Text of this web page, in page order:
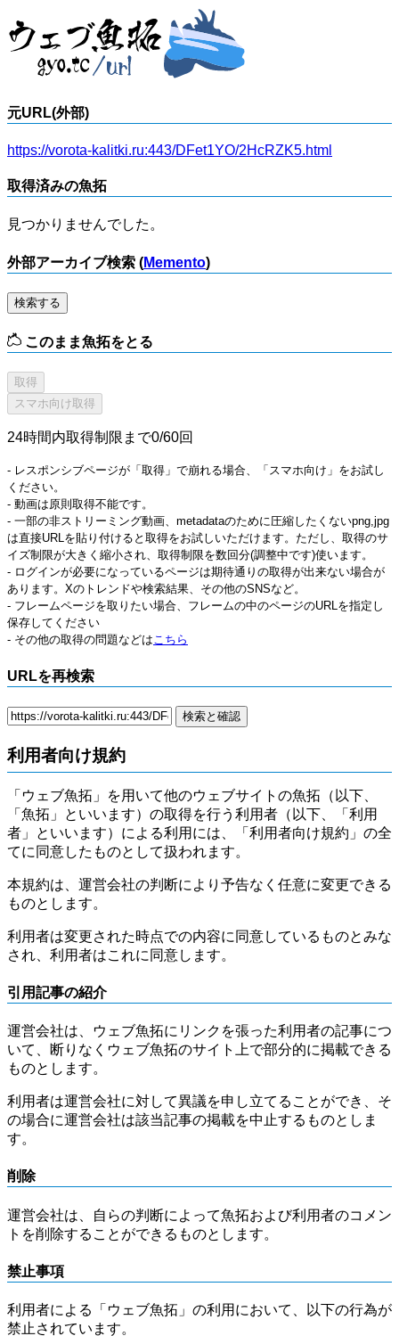
元URL(外部)
https://vorota-kalitki.ru:443/DFet1YO/2HcRZK5.html
取得済みの魚拓
見つかりませんでした。
外部アーカイブ検索 (Memento)
検索する
このまま魚拓をとる
24時間内取得制限まで0/60回
- レスポンシブページが「取得」で崩れる場合、「スマホ向け」をお試し
ください。
- 動画は原則取得不能です。
- 一部の非ストリーミング動画、metadataのために圧縮したくないpng,jpg
は直接URLを貼り付けると取得をお試しいただけます。ただし、取得のサ
イズ制限が大きく縮小され、取得制限を数回分(調整中です)使います。
- ログインが必要になっているページは期待通りの取得が出来ない場合が
あります。Xのトレンドや検索結果、その他のSNSなど。
- フレームページを取りたい場合、フレームの中のページのURLを指定し
保存してください
- その他の取得の問題などはこちら
URLを再検索
利用者向け規約
「ウェブ魚拓」を用いて他のウェブサイトの魚拓（以下、
「魚拓」といいます）の取得を行う利用者（以下、「利用
者」といいます）による利用には、「利用者向け規約」の全
てに同意したものとして扱われます。
本規約は、運営会社の判断により予告なく任意に変更できる
ものとします。
利用者は変更された時点での内容に同意しているものとみな
され、利用者はこれに同意します。
引用記事の紹介
運営会社は、ウェブ魚拓にリンクを張った利用者の記事につ
いて、断りなくウェブ魚拓のサイト上で部分的に掲載できる
ものとします。
利用者は運営会社に対して異議を申し立てることができ、そ
の場合に運営会社は該当記事の掲載を中止するものとしま
す。
削除
運営会社は、自らの判断によって魚拓および利用者のコメン
トを削除することができるものとします。
禁止事項
利用者による「ウェブ魚拓」の利用において、以下の行為が
禁止されています。